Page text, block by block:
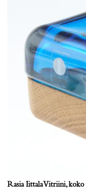
Rasia Iittala Vitriini,